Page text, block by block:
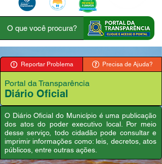
Reportar Problema Precisa de Ajuda?
Portal da Transparência
Diário Oficial
O Diário Oficial do Município é uma publicação
dos atos do poder executivo local. Por meio
desse serviço, todo cidadão pode consultar e
imprimir informações como: leis, decretos, atos
públicos, entre outras ações.